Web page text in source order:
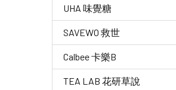
UHA 味覺糖
SAVEWO 救世
Calbee 卡樂B
TEA LAB 花研草說